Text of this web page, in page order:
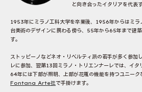
と向き合ったイタリアを代表
1953年にミラノ工科大学を卒業後、1956年からはミラ
台美術のデザインに携わる傍ら、55年から65年まで建
す。
ストッピーノなどネオ・リベルティ派の若手が多く参加
レに参加、翌第13回ミラノ・トリエンナーレでは、イタ
64年には下部が照明、上部が花瓶の機能を持つユニー
Fontana Arte社で手掛けます。